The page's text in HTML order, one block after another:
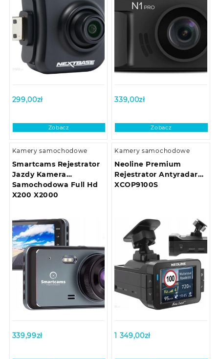
299,00zł
Zobacz
339,00zł
Zobacz
Kamery samochodowe
Smartcams Rejestrator
Jazdy Kamera
Samochodowa Full Hd
X200 X2000
339,99zł
Kamery samochodowe
Neoline Premium
Rejestrator Antyradar
XCOP9100S
1 349,00zł